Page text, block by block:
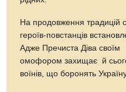
На продовження традицій
героїв-повстанців
Адже Пречиста Діва своїм
омофором захищає й
воїнів, що боронять